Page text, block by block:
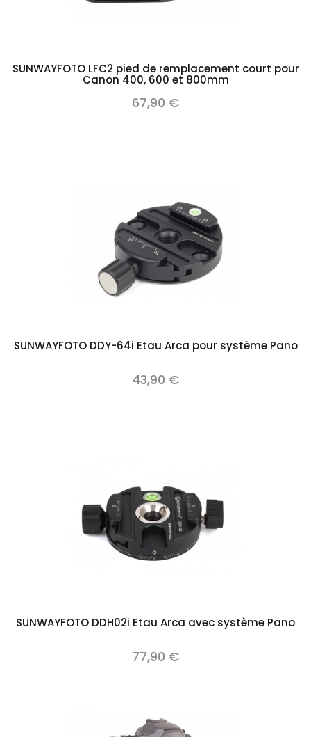
SUNWAYFOTO LFC2 pied de remplacement court pour
Canon 400, 600 et 800mm
67,90 €
SUNWAYFOTO DDY-64i Etau Arca pour système Pano
43,90 €
SUNWAYFOTO DDH02i Etau Arca avec système Pano
77,90 €